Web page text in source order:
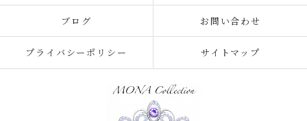
ブログ お問い合わせ
プライバシーポリシー サイトマップ